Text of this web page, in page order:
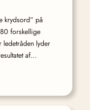
krydsord” på
forskellige
ledetråden lyder
af…